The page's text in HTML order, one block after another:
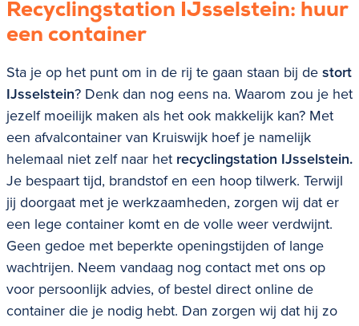
Recyclingstation IJsselstein: huur
een container
Sta je op het punt om in de rij te gaan staan bij destort
IJsselstein? Denk dan nog eens na. Waarom zou je het
jezelf moeilijk maken als het ook makkelijk kan? Met
een afvalcontainer van Kruiswijk hoef je namelijk
helemaal niet zelf naar het recyclingstation IJsselstein.
Je bespaart tijd, brandstof en een hoop tilwerk. Terwijl
jij doorgaat met je werkzaamheden, zorgen wij dat er
een lege container komt en de volle weer verdwijnt.
Geen gedoe met beperkte openingstijden of lange
wachtrijen. Neem vandaag nog contact met ons op
voor persoonlijk advies, of bestel direct online de
container die je nodig hebt. Dan zorgen wij dat hij zo